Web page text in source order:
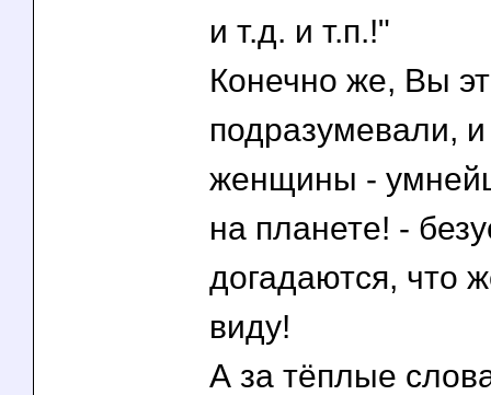
и т.д. и т.п.!"
Конечно же, Вы
подразумевали,
женщины -
на планете! -
догадаются, что
виду!
А за тёплые